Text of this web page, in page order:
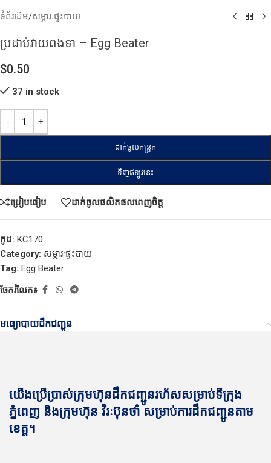
ទំព័រដើម/សម្ភារៈផ្ទះបាយ
ប្រដាប់វាយពងទា – Egg Beater
$0.50
37 in stock
ដាក់ចូលកន្ត្រក
ទិញឥឡូវនេះ
ប្រៀបធៀប ដាក់ចូលផលិតផលពេញចិត្ត
កូដ: KC170
Category: សម្ភារៈផ្ទះបាយ
Tag: Egg Beater
ចែករំលែក៖
មធ្យោបាយដឹកជញ្ជូន
យើងប្រើប្រាស់ក្រុមហ៊ុនដឹកជញ្ជូនរហ័សសម្រាប់ទីក្រុង
ភ្នំពេញ និងក្រុមហ៊ុន វិរៈប៊ុនថាំ សម្រាប់ការដឹកជញ្ជូនតាម
ខេត្ត។